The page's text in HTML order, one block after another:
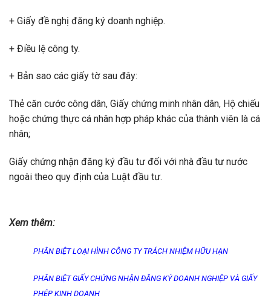
+ Giấy đề nghị đăng ký doanh nghiệp.
+ Điều lệ công ty.
+ Bản sao các giấy tờ sau đây:
Thẻ căn cước công dân, Giấy chứng minh nhân dân, Hộ chiếu
hoặc chứng thực cá nhân hợp pháp khác của thành viên là cá
nhân;
Giấy chứng nhận đăng ký đầu tư đối với nhà đầu tư nước
ngoài theo quy định của Luật đầu tư.
Xem thêm:
PHÂN BIỆT LOẠI HÌNH CÔNG TY TRÁCH NHIỆM HỮU HẠN
PHÂN BIỆT GIẤY CHỨNG NHẬN ĐĂNG KÝ DOANH NGHIỆP VÀ GIẤY
PHÉP KINH DOANH